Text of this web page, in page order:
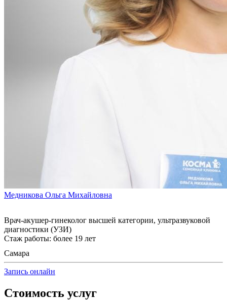
Медникова Ольга Михайловна
Врач-акушер-гинеколог высшей категории, ультразвуковой
диагностики (УЗИ)
Стаж работы: более 19 лет
Самара
Запись онлайн
Стоимость услуг